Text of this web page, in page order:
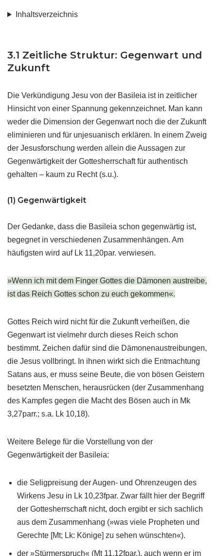
Inhaltsverzeichnis
3.1 Zeitliche Struktur: Gegenwart und
Zukunft
Die Verkündigung Jesu von der Basileia ist in zeitlicher
Hinsicht von einer Spannung gekennzeichnet. Man kann
weder die Dimension der Gegenwart noch die der Zukunft
eliminieren und für unjesuanisch erklären. In einem Zweig
der Jesusforschung werden allein die Aussagen zur
Gegenwärtigkeit der Gottesherrschaft für authentisch
gehalten – kaum zu Recht (s.u.).
(1) Gegenwärtigkeit
Der Gedanke, dass die Basileia schon gegenwärtig ist,
begegnet in verschiedenen Zusammenhängen. Am
häufigsten wird auf Lk 11,20par. verwiesen.
»Wenn ich mit dem Finger Gottes die Dämonen austreibe,
ist das Reich Gottes schon zu euch gekommen«.
Gottes Reich wird nicht für die Zukunft verheißen, die
Gegenwart ist vielmehr durch dieses Reich schon
bestimmt. Zeichen dafür sind die Dämonenaustreibungen,
die Jesus vollbringt. In ihnen wirkt sich die Entmachtung
Satans aus, er muss seine Beute, die von bösen Geistern
besetzten Menschen, herausrücken (der Zusammenhang
des Kampfes gegen die Macht des Bösen auch in Mk
3,27parr.; s.a. Lk 10,18).
Weitere Belege für die Vorstellung von der
Gegenwärtigkeit der Basileia:
die Seligpreisung der Augen- und Ohrenzeugen des
Wirkens Jesu in Lk 10,23fpar. Zwar fällt hier der Begriff
der Gottesherrschaft nicht, doch ergibt er sich sachlich
aus dem Zusammenhang (»was viele Propheten und
Gerechte [Mt; Lk: Könige] zu sehen wünschten«).
der »Stürmerspruch« (Mt 11,12fpar.), auch wenn er im